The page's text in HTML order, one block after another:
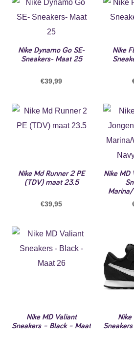
Nike Dynamo Go SE-
Sneakers- Maat 25
€39,99
Nike
Nike Md Runner 2 PE
(TDV) maat 23.5
€39,95
Nike MD
Nike MD Valiant
Sneakers – Black – Maat